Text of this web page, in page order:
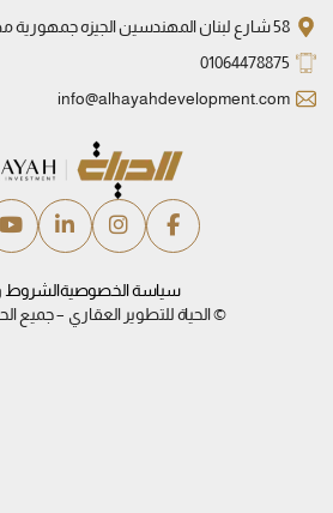
58 شارع لبنان المهندسين الجيزه جمهورية مصر العربية
01064478875
info@alhayahdevelopment.com
سياسة الخصوصيةالشروط
© الحياة للتطوير العقاري –